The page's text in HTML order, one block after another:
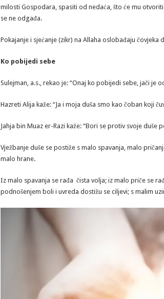
milosti Gospodara, spasiti od nedaća, što će mu
se ne odgađa.
Pokajanje i sjećanje (zikr) na Allaha oslobađaju čovjeka
Ko pobijedi sebe
Sulejman, a.s., rekao je: “Onaj ko pobijedi sebe, jači je
Hazreti Alija kaže: “Ja i moja duša smo kao čoban koji
Jahja bin Muaz er-Razi kaže: “Bori se protiv svoje duše
Vježbanje duše se postiže s malo spavanja, malo
malo hrane.
Iz malo spavanja se rađa čista volja; iz malo priče se
podnošenjem boli i uvreda dostižu se ciljevi; s malim